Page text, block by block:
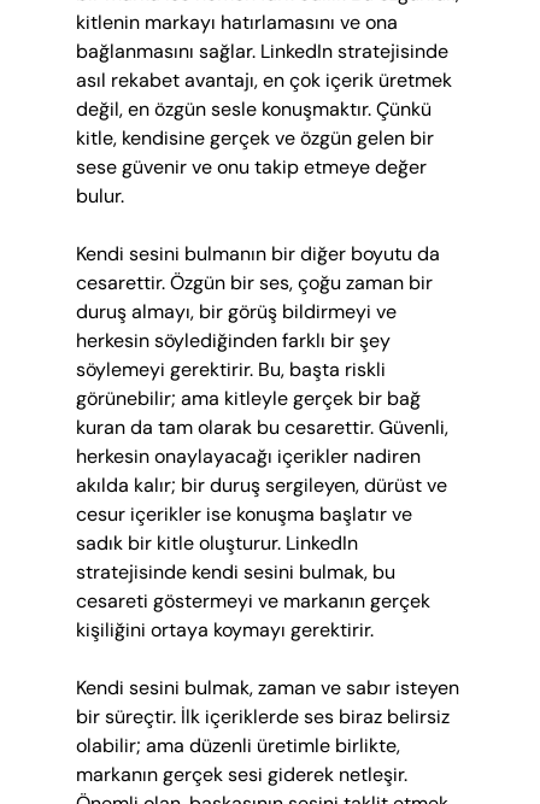
kitlenin markayı hatırlamasını ve ona
bağlanmasını sağlar. LinkedIn stratejisinde
asıl rekabet avantajı, en çok içerik üretmek
değil, en özgün sesle konuşmaktır. Çünkü
kitle, kendisine gerçek ve özgün gelen bir
sese güvenir ve onu takip etmeye değer
bulur.
Kendi sesini bulmanın bir diğer boyutu da
cesarettir. Özgün bir ses, çoğu zaman bir
duruş almayı, bir görüş bildirmeyi ve
herkesin söylediğinden farklı bir şey
söylemeyi gerektirir. Bu, başta riskli
görünebilir; ama kitleyle gerçek bir bağ
kuran da tam olarak bu cesarettir. Güvenli,
herkesin onaylayacağı içerikler nadiren
akılda kalır; bir duruş sergileyen, dürüst ve
cesur içerikler ise konuşma başlatır ve
sadık bir kitle oluşturur. LinkedIn
stratejisinde kendi sesini bulmak, bu
cesareti göstermeyi ve markanın gerçek
kişiliğini ortaya koymayı gerektirir.
Kendi sesini bulmak, zaman ve sabır isteyen
bir süreçtir. İlk içeriklerde ses biraz belirsiz
olabilir; ama düzenli üretimle birlikte,
markanın gerçek sesi giderek netleşir.